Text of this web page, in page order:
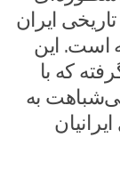
ایران
است. این
که با
به